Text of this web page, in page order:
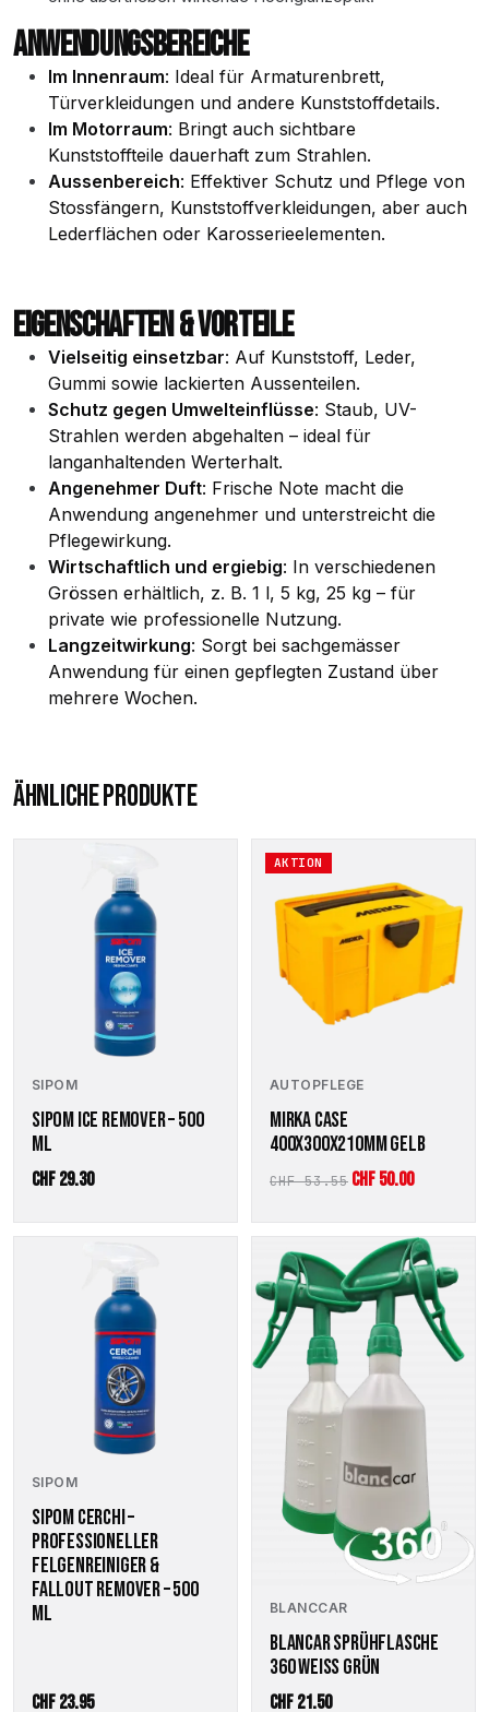
ANWENDUNGSBEREICHE
Im Innenraum: Ideal für Armaturenbrett,
Türverkleidungen und andere Kunststoffdetails.
Im Motorraum: Bringt auch sichtbare
Kunststoffteile dauerhaft zum Strahlen.
Aussenbereich: Effektiver Schutz und Pflege von
Stossfängern, Kunststoffverkleidungen, aber auch
Lederflächen oder Karosserieelementen.
EIGENSCHAFTEN & VORTEILE
Vielseitig einsetzbar: Auf Kunststoff, Leder,
Gummi sowie lackierten Aussenteilen.
Schutz gegen Umwelteinflüsse: Staub, UV-
Strahlen werden abgehalten – ideal für
langanhaltenden Werterhalt.
Angenehmer Duft: Frische Note macht die
Anwendung angenehmer und unterstreicht die
Pflegewirkung.
Wirtschaftlich und ergiebig: In verschiedenen
Grössen erhältlich, z. B. 1 l, 5 kg, 25 kg – für
private wie professionelle Nutzung.
Langzeitwirkung: Sorgt bei sachgemässer
Anwendung für einen gepflegten Zustand über
mehrere Wochen.
ÄHNLICHE PRODUKTE
SIPOM
SIPOM ICE REMOVER – 500
ML
CHF29.30
AKTION
AUTOPFLEGE
MIRKA CASE
400X300X210MM GELB
CHF53.55 Ursprünglicher
war:
CHF 53.55
CHF50.00Aktueller
ist:
CHF 50.00.
SIPOM
SIPOM CERCHI –
PROFESSIONELLER
FELGENREINIGER &
FALLOUT REMOVER – 500
ML
CHF23.95
BLANCCAR
BLANCAR SPRÜHFLASCHE
360 WEISS GRÜN
CHF21.50